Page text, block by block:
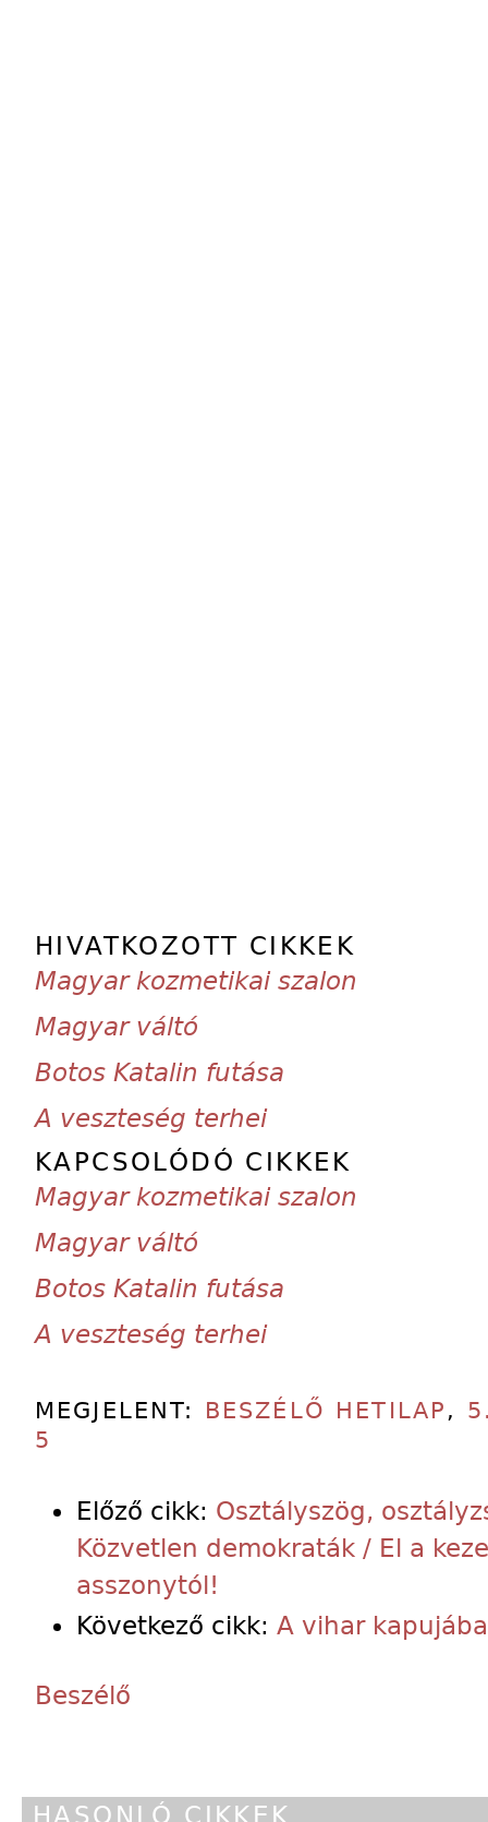
HIVATKOZOTT CIKKEK
Magyar kozmetikai szalon
Magyar váltó
Botos Katalin futása
A veszteség terhei
KAPCSOLÓDÓ CIKKEK
Magyar kozmetikai szalon
Magyar váltó
Botos Katalin futása
A veszteség terhei
MEGJELENT: BESZÉLŐ HETILAP ,
5
Előző cikk: Osztályszög,
Közvetlen demokraták / El a
asszonytól!
Következő cikk: A vihar
Beszélő
HASONLÓ CIKKEK